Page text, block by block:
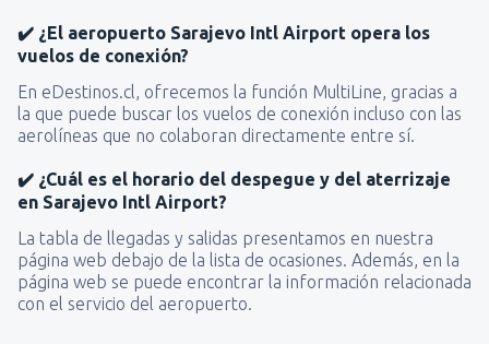
✔️ ¿El aeropuerto Sarajevo Intl Airport opera los
vuelos de conexión?
En eDestinos.cl, ofrecemos la función MultiLine, gracias a
la que puede buscar los vuelos de conexión incluso con las
aerolíneas que no colaboran directamente entre sí.
✔️ ¿Cuál es el horario del despegue y del aterrizaje
en Sarajevo Intl Airport?
La tabla de llegadas y salidas presentamos en nuestra
página web debajo de la lista de ocasiones. Además, en la
página web se puede encontrar la información relacionada
con el servicio del aeropuerto.